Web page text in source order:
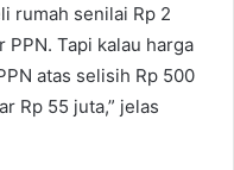
rumah senilai Rp 2
PPN. Tapi kalau harga
atas selisih Rp 500
Rp 55 juta,” jelas